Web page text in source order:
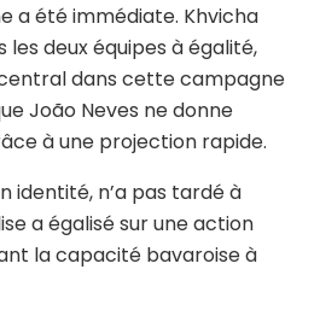
a été immédiate. Khvicha
les deux équipes à égalité,
dans cette campagne
João Neves ne donne
à une projection rapide.
identité, n’a pas tardé à
a égalisé sur une action
la capacité bavaroise à